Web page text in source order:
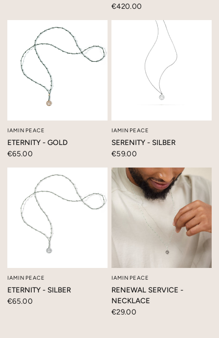
€420.00
SCHNELLANSICHT
IAMINPEACE
ETERNITY - GOLD
€65.00
SCHNELLANSICHT
IAMINPEACE
SERENITY - SILBER
€59.00
SCHNELLANSICHT
IAMINPEACE
ETERNITY - SILBER
€65.00
SCHNELLANSICHT
IAMINPEACE
RENEWAL SERVICE -
NECKLACE
€29.00